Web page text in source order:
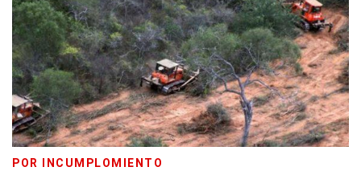
POR INCUMPLOMIENTO